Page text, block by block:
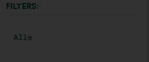
FILTERS:
Alle